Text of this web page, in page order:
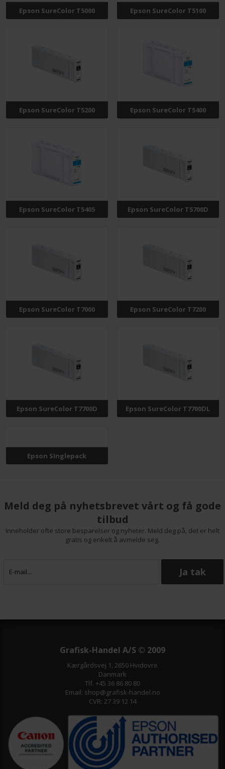
Epson SureColor T5000 Epson SureColor T5100
Epson SureColor T5200 Epson SureColor T5400
Epson SureColor T5405 Epson SureColor T5700D
Epson SureColor T7000 Epson SureColor T7200
Epson SureColor T7700D Epson SureColor T7700DL
Epson SInglepack
Meld deg på nyhetsbrevet vårt og få gode
tilbud
Inneholder ofte store besparelser og nyheter. Meld deg på, det er helt
gratis og enkelt å avmelde seg.
Grafisk-Handel A/S © 2009
Kærgårdsvej 1, 2650 Hvidovre
Danmark
Tlf. +45 36 86 80 80
Email: shop@grafisk-handel.no
CVR: 27 39 12 14